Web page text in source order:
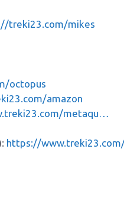
treki23.com/mikes
octopus
amazon
metaqu…
https://